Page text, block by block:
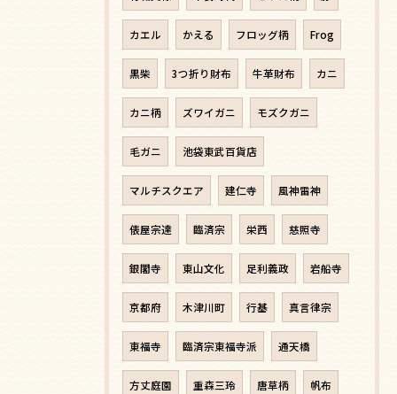
カエル かえる フロッグ柄 Frog
黒柴 3つ折り財布 牛革財布 カニ
カニ柄 ズワイガニ モズクガニ
毛ガニ 池袋東武百貨店
マルチスクエア 建仁寺 風神雷神
俵屋宗達 臨済宗 栄西 慈照寺
銀閣寺 東山文化 足利義政 岩船寺
京都府 木津川町 行基 真言律宗
東福寺 臨済宗東福寺派 通天橋
方丈庭園 重森三玲 唐草柄 帆布